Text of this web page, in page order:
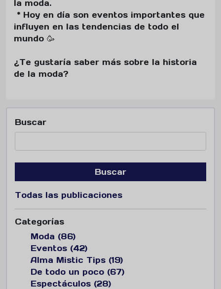
la moda.
* Hoy en día son eventos importantes que
influyen en las tendencias de todo el
mundo 🥳
¿Te gustaría saber más sobre la historia
de la moda?
Buscar
Buscar
Todas las publicaciones
Categorías
Moda (86)
Eventos (42)
Alma Mistic Tips (19)
De todo un poco (67)
Espectáculos (28)